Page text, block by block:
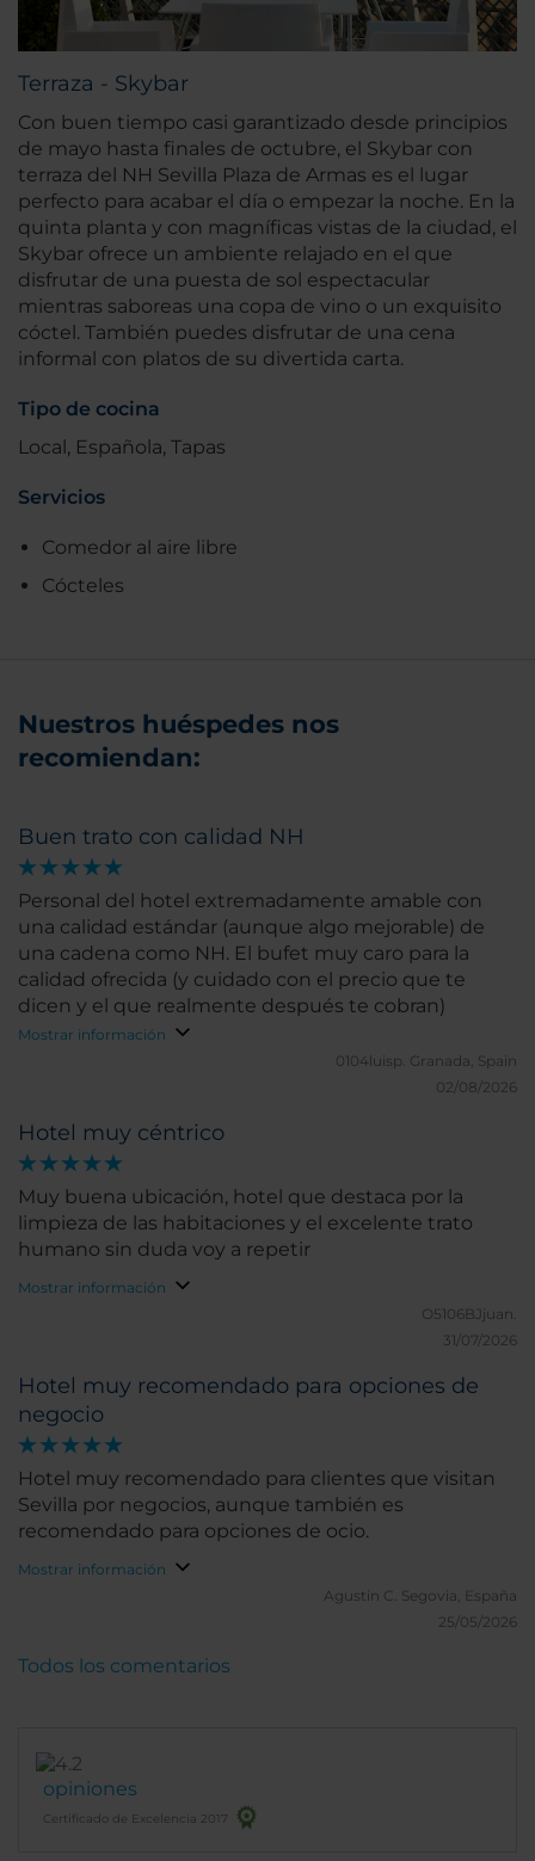
Terraza - Skybar
Con buen tiempo casi garantizado desde principios
de mayo hasta finales de octubre, el Skybar con
terraza del NH Sevilla Plaza de Armas es el lugar
perfecto para acabar el día o empezar la noche. En la
quinta planta y con magníficas vistas de la ciudad, el
Skybar ofrece un ambiente relajado en el que
disfrutar de una puesta de sol espectacular
mientras saboreas una copa de vino o un exquisito
cóctel. También puedes disfrutar de una cena
informal con platos de su divertida carta.
Tipo de cocina
Local, Española, Tapas
Servicios
Comedor al aire libre
Cócteles
Nuestros huéspedes nos
recomiendan:
Buen trato con calidad NH
Personal del hotel extremadamente amable con
una calidad estándar (aunque algo mejorable) de
una cadena como NH. El bufet muy caro para la
calidad ofrecida (y cuidado con el precio que te
dicen y el que realmente después te cobran)
Mostrar información
0104luisp. Granada, Spain
02/08/2026
Hotel muy céntrico
Muy buena ubicación, hotel que destaca por la
limpieza de las habitaciones y el excelente trato
humano sin duda voy a repetir
Mostrar información
O5106BJjuan.
31/07/2026
Hotel muy recomendado para opciones de
negocio
Hotel muy recomendado para clientes que visitan
Sevilla por negocios, aunque también es
recomendado para opciones de ocio.
Mostrar información
Agustin C. Segovia, España
25/05/2026
opiniones
Certificado de Excelencia 2017
Todos los comentarios